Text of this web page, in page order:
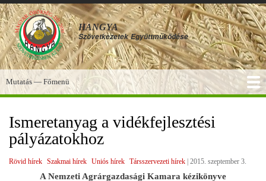
Ugrás
a
tartalomra
HANGYA
Szövetkezetek Együttműködése
Főmenü
Mutatás — Főmenü
Ismeretanyag a vidékfejlesztési
pályázatokhoz
Rövid hírek Szakmai hírek Uniós hírek Társszervezeti hírek 2015. szeptember 3.
A Nemzeti Agrárgazdasági Kamara kézikönyve